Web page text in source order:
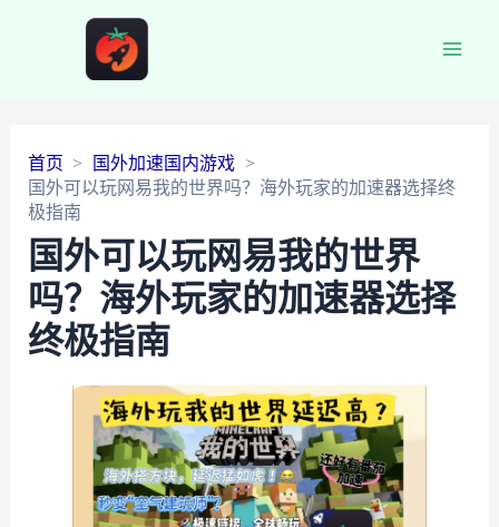
首页
国外加速国内游戏
国外可以玩网易我的世界吗？海外玩家的加速器选择终
极指南
国外可以玩网易我的世界
吗？海外玩家的加速器选择
终极指南